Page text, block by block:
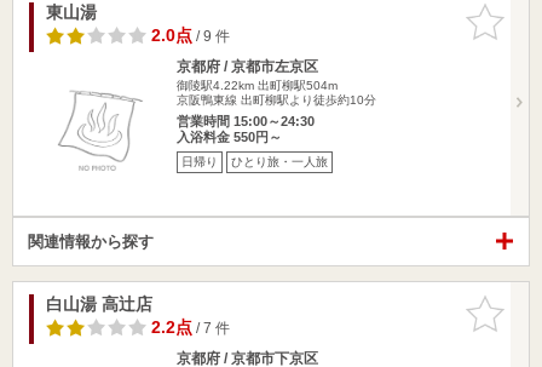
お気に入
りに追加
東山湯
2.0点/ 9 件
京都府 / 京都市左京区
御陵駅4.22km 出町柳駅504m
京阪鴨東線 出町柳駅より徒歩約10分
営業時間 15:00～24:30
入浴料金 550円～
日帰り ひとり旅・一人旅
関連情報から探す
お気に入
りに追加
白山湯 高辻店
2.2点/ 7 件
京都府 / 京都市下京区